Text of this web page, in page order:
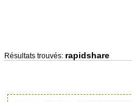
Résultats trouvés: rapidshare